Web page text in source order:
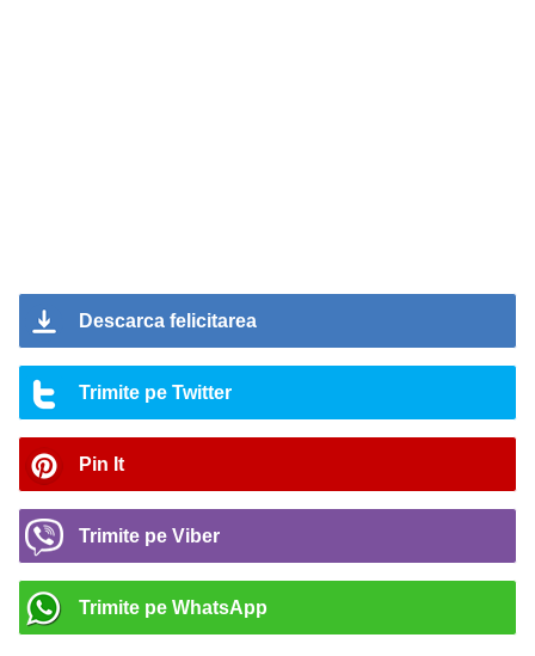
Descarca felicitarea
Trimite pe Twitter
Pin It
Trimite pe Viber
Trimite pe WhatsApp